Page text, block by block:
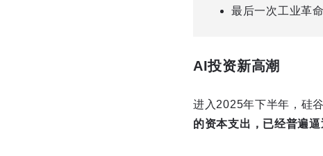
最后一次工业革命
AI投资新高潮
进入2025年下半年，硅
的资本支出，已经普遍逼